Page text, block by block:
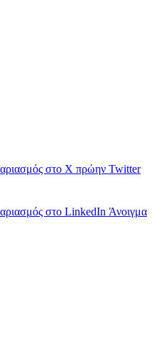
στο X πρώην Twitter
στο LinkedIn Άνοιγμα